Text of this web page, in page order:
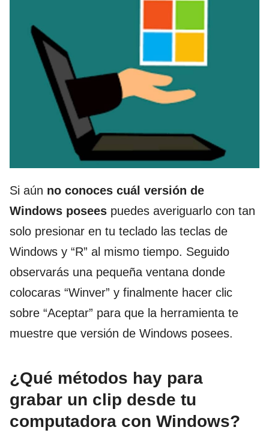
Si aún no conoces cuál versión de
Windows posees puedes averiguarlo con tan
solo presionar en tu teclado las teclas de
Windows y “R” al mismo tiempo. Seguido
observarás una pequeña ventana donde
colocaras “Winver” y finalmente hacer clic
sobre “Aceptar” para que la herramienta te
muestre que versión de Windows posees.
¿Qué métodos hay para
grabar un clip desde tu
computadora con Windows?